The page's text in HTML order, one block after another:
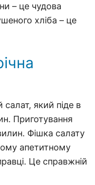
– це чудова
хліба – це
який піде в
Приготування
Фішка салату
апетитному
Це справжній